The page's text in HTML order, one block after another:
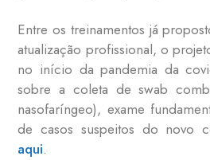
Entre os treinamentos já
atualização profissional, o
no início da pandemia da
sobre a coleta de swab
nasofaríngeo), exame
de casos suspeitos do novo
aqui.